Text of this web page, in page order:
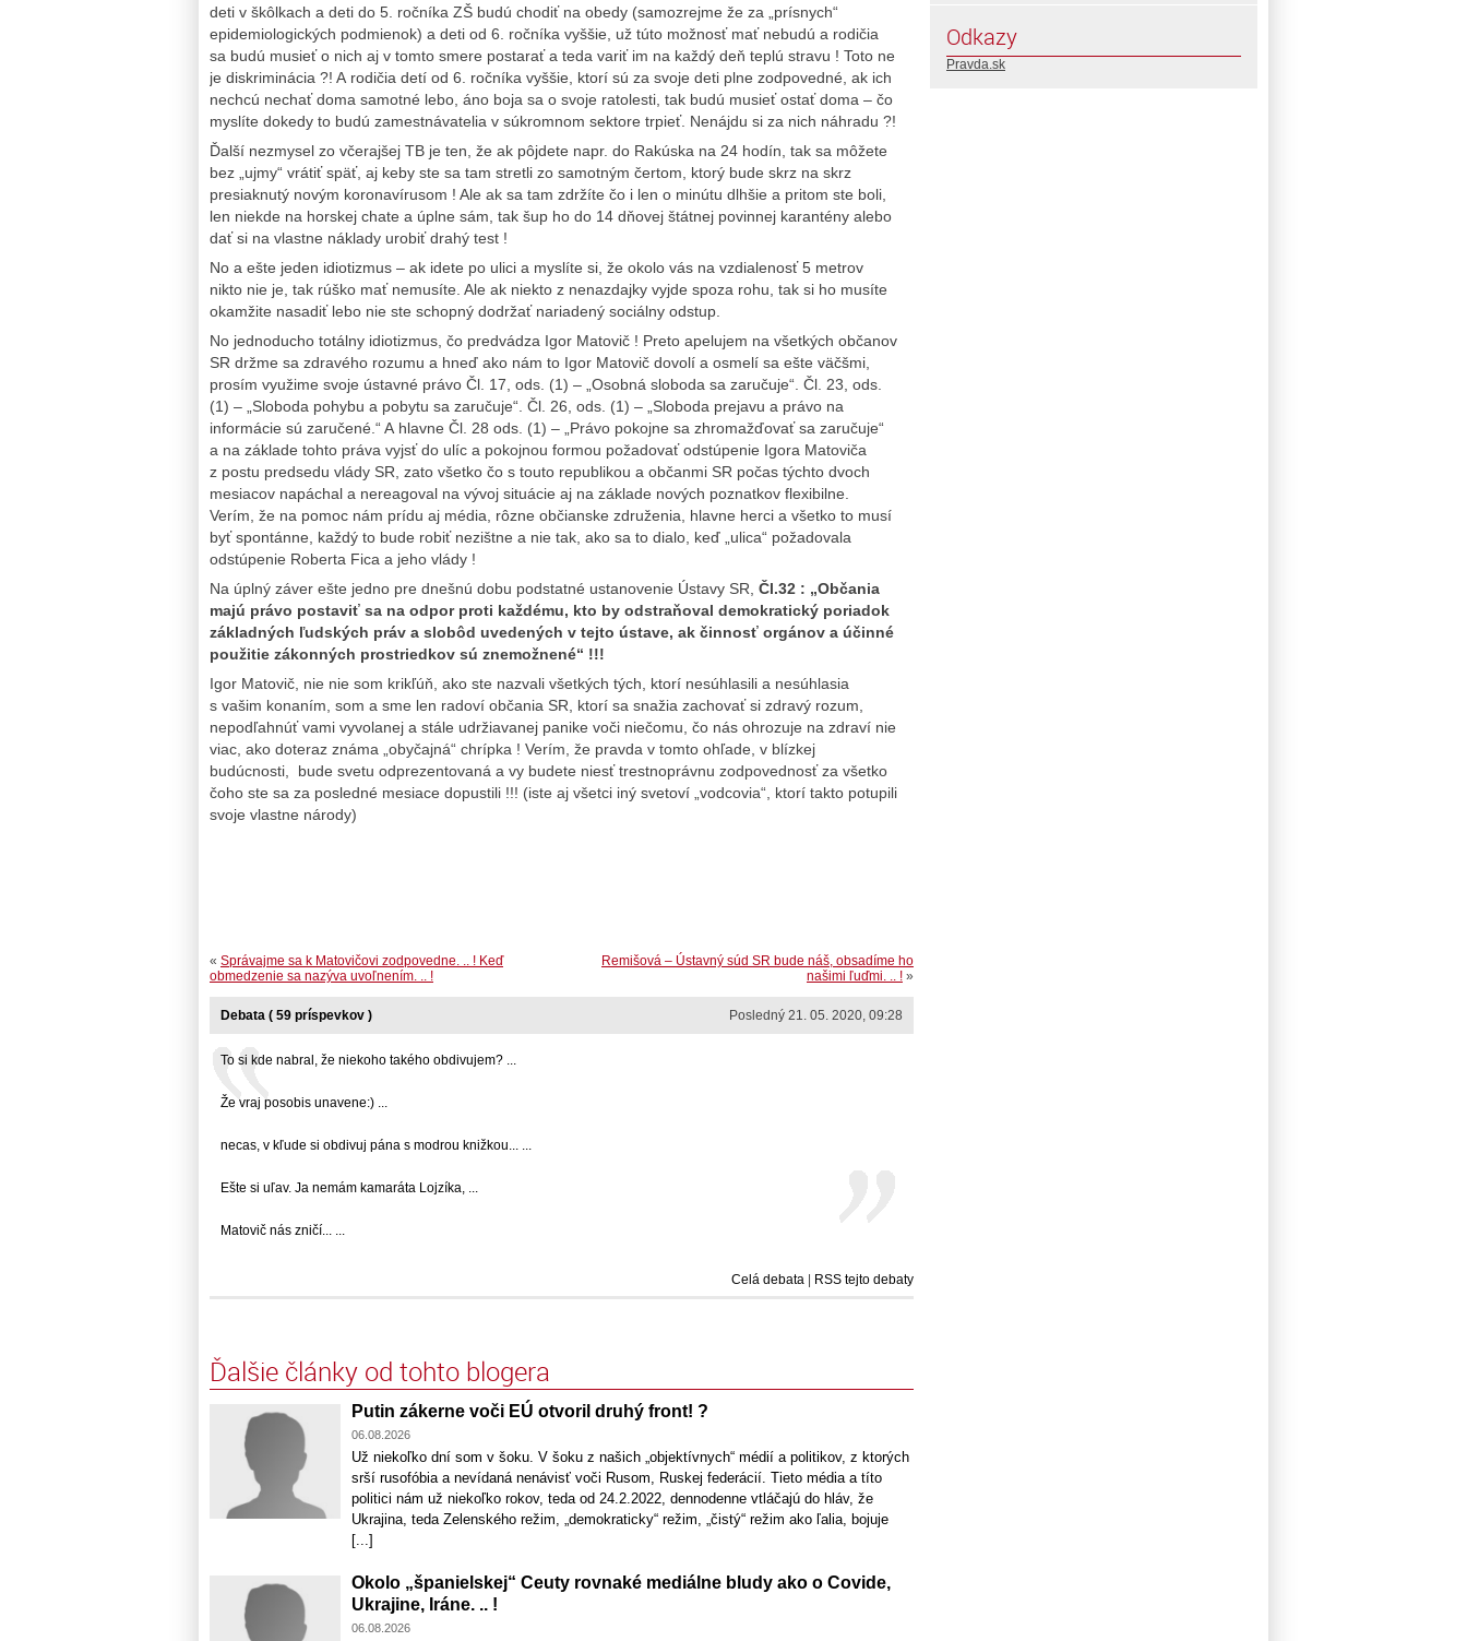
deti v škôlkach a deti do 5. ročníka ZŠ budú chodiť na obedy (samozrejme že za „prísnych“
epidemiologických podmienok) a deti od 6. ročníka vyššie, už túto možnosť mať nebudú a rodičia
sa budú musieť o nich aj v tomto smere postarať a teda variť im na každý deň teplú stravu ! Toto ne
je diskriminácia ?! A rodičia detí od 6. ročníka vyššie, ktorí sú za svoje deti plne zodpovedné, ak ich
nechcú nechať doma samotné lebo, áno boja sa o svoje ratolesti, tak budú musieť ostať doma – čo
myslíte dokedy to budú zamestnávatelia v súkromnom sektore trpieť. Nenájdu si za nich náhradu ?!
Ďalší nezmysel zo včerajšej TB je ten, že ak pôjdete napr. do Rakúska na 24 hodín, tak sa môžete
bez „ujmy“ vrátiť späť, aj keby ste sa tam stretli zo samotným čertom, ktorý bude skrz na skrz
presiaknutý novým koronavírusom ! Ale ak sa tam zdržíte čo i len o minútu dlhšie a pritom ste boli,
len niekde na horskej chate a úplne sám, tak šup ho do 14 dňovej štátnej povinnej karantény alebo
dať si na vlastne náklady urobiť drahý test !
No a ešte jeden idiotizmus – ak idete po ulici a myslíte si, že okolo vás na vzdialenosť 5 metrov
nikto nie je, tak rúško mať nemusíte. Ale ak niekto z nenazdajky vyjde spoza rohu, tak si ho musíte
okamžite nasadiť lebo nie ste schopný dodržať nariadený sociálny odstup.
No jednoducho totálny idiotizmus, čo predvádza Igor Matovič ! Preto apelujem na všetkých občanov
SR držme sa zdravého rozumu a hneď ako nám to Igor Matovič dovolí a osmelí sa ešte väčšmi,
prosím využime svoje ústavné právo Čl. 17, ods. (1) – „Osobná sloboda sa zaručuje“. Čl. 23, ods.
(1) – „Sloboda pohybu a pobytu sa zaručuje“. Čl. 26, ods. (1) – „Sloboda prejavu a právo na
informácie sú zaručené.“ A hlavne Čl. 28 ods. (1) – „Právo pokojne sa zhromažďovať sa zaručuje“
a na základe tohto práva vyjsť do ulíc a pokojnou formou požadovať odstúpenie Igora Matoviča
z postu predsedu vlády SR, zato všetko čo s touto republikou a občanmi SR počas týchto dvoch
mesiacov napáchal a nereagoval na vývoj situácie aj na základe nových poznatkov flexibilne.
Verím, že na pomoc nám prídu aj média, rôzne občianske združenia, hlavne herci a všetko to musí
byť spontánne, každý to bude robiť nezištne a nie tak, ako sa to dialo, keď „ulica“ požadovala
odstúpenie Roberta Fica a jeho vlády !
Na úplný záver ešte jedno pre dnešnú dobu podstatné ustanovenie Ústavy SR, Čl.32 : „Občania
majú právo postaviť sa na odpor proti každému, kto by odstraňoval demokratický poriadok
základných ľudských práv a slobôd uvedených v tejto ústave, ak činnosť orgánov a účinné
použitie zákonných prostriedkov sú znemožnené“ !!!
Igor Matovič, nie nie som krikľúň, ako ste nazvali všetkých tých, ktorí nesúhlasili a nesúhlasia
s vašim konaním, som a sme len radoví občania SR, ktorí sa snažia zachovať si zdravý rozum,
nepodľahnúť vami vyvolanej a stále udržiavanej panike voči niečomu, čo nás ohrozuje na zdraví nie
viac, ako doteraz známa „obyčajná“ chrípka ! Verím, že pravda v tomto ohľade, v blízkej
budúcnosti, bude svetu odprezentovaná a vy budete niesť trestnoprávnu zodpovednosť za všetko
čoho ste sa za posledné mesiace dopustili !!! (iste aj všetci iný svetoví „vodcovia“, ktorí takto potupili
svoje vlastne národy)
Remišová – Ústavný súd SR bude náš, obsadíme ho
našimi ľuďmi. .. ! »
« Správajme sa k Matovičovi zodpovedne. .. ! Keď
obmedzenie sa nazýva uvoľnením. .. !
Posledný 21. 05. 2020, 09:28
Debata ( 59 príspevkov )
To si kde nabral, že niekoho takého obdivujem? ...
Že vraj posobis unavene:) ...
necas, v kľude si obdivuj pána s modrou knižkou... ...
Ešte si uľav. Ja nemám kamaráta Lojzíka, ...
Matovič nás zničí... ...
Celá debata | RSS tejto debaty
Ďalšie články od tohto blogera
Putin zákerne voči EÚ otvoril druhý front! ?
06.08.2026
Už niekoľko dní som v šoku. V šoku z našich „objektívnych“ médií a politikov, z ktorých
srší rusofóbia a nevídaná nenávisť voči Rusom, Ruskej federácií. Tieto média a títo
politici nám už niekoľko rokov, teda od 24.2.2022, dennodenne vtláčajú do hláv, že
Ukrajina, teda Zelenského režim, „demokraticky“ režim, „čistý“ režim ako ľalia, bojuje
[...]
Okolo „španielskej“ Ceuty rovnaké mediálne bludy ako o Covide,
Ukrajine, Iráne. .. !
06.08.2026
Odkazy
Pravda.sk